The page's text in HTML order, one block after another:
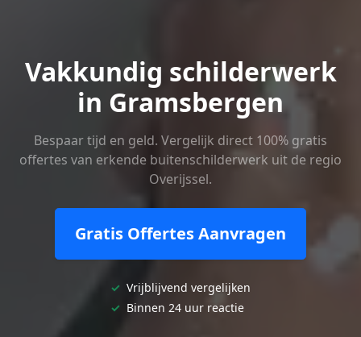
Vakkundig schilderwerk
in Gramsbergen
Bespaar tijd en geld. Vergelijk direct 100% gratis
offertes van erkende buitenschilderwerk uit de regio
Overijssel.
Gratis Offertes Aanvragen
✓ Vrijblijvend vergelijken
✓ Binnen 24 uur reactie